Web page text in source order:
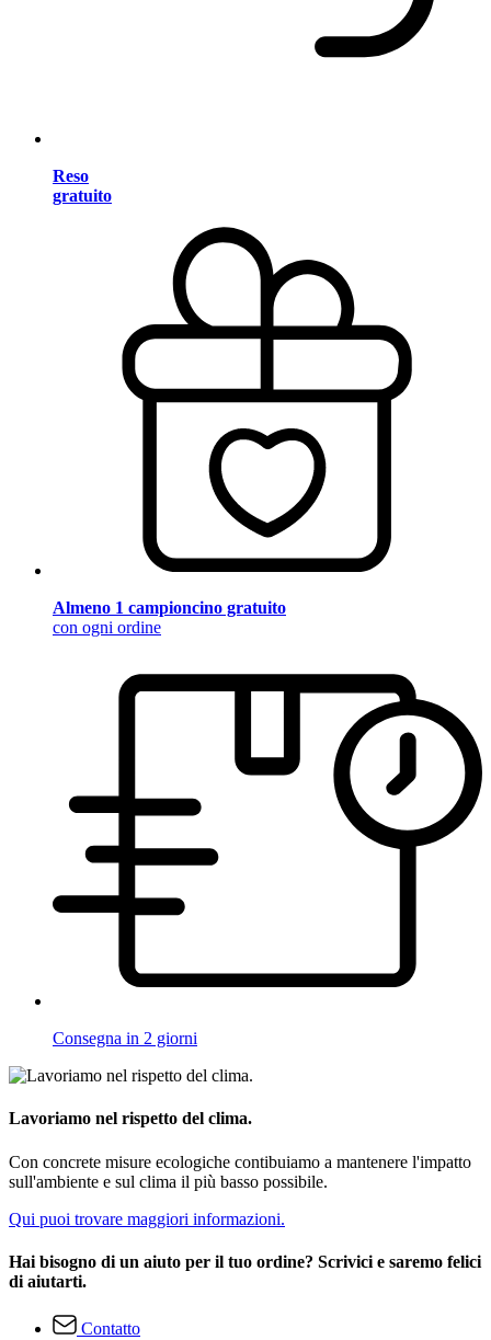
Reso
gratuito
Almeno 1 campioncino gratuito
con ogni ordine
Consegna in 2 giorni
Lavoriamo nel rispetto del clima.
Con concrete misure ecologiche contibuiamo a mantenere l'impatto
sull'ambiente e sul clima il più basso possibile.
Qui puoi trovare maggiori informazioni.
Hai bisogno di un aiuto per il tuo ordine? Scrivici e saremo felici
di aiutarti.
Contatto